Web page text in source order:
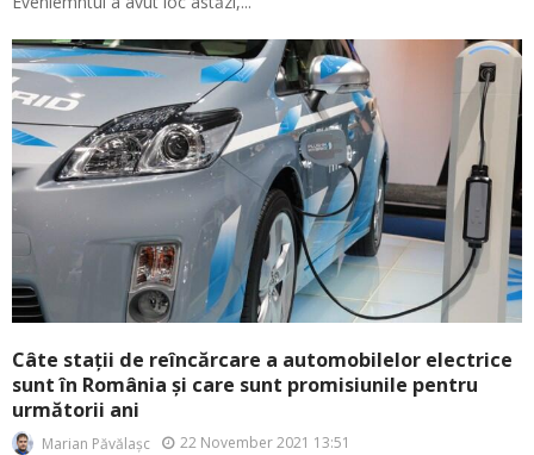
Câte stații de reîncărcare a automobilelor electrice
sunt în România și care sunt promisiunile pentru
următorii ani
Marian Păvălașc 22 November 2021 13:51